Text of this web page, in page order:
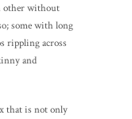
other without
some with long
rippling across
and
that is not only